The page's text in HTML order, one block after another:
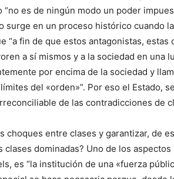
es de ningún modo un poder
surge en un proceso histórico cuando
“a fin de que estos antagonistas, estas
a sí mismos y a la sociedad en una
por encima de la sociedad y
del «orden»”. Por eso el Estado,
de las contradicciones de
choques entre clases y garantizar, de
dominadas? Uno de los aspectos
es “la institución de una «fuerza